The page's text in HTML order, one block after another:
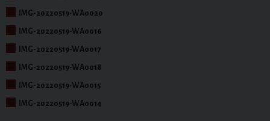
IMG-20220519-WA0020
IMG-20220519-WA0016
IMG-20220519-WA0017
IMG-20220519-WA0018
IMG-20220519-WA0015
IMG-20220519-WA0014